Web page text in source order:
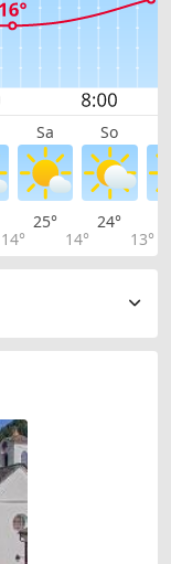
Sa So
14°
25°
14°
24°
13°